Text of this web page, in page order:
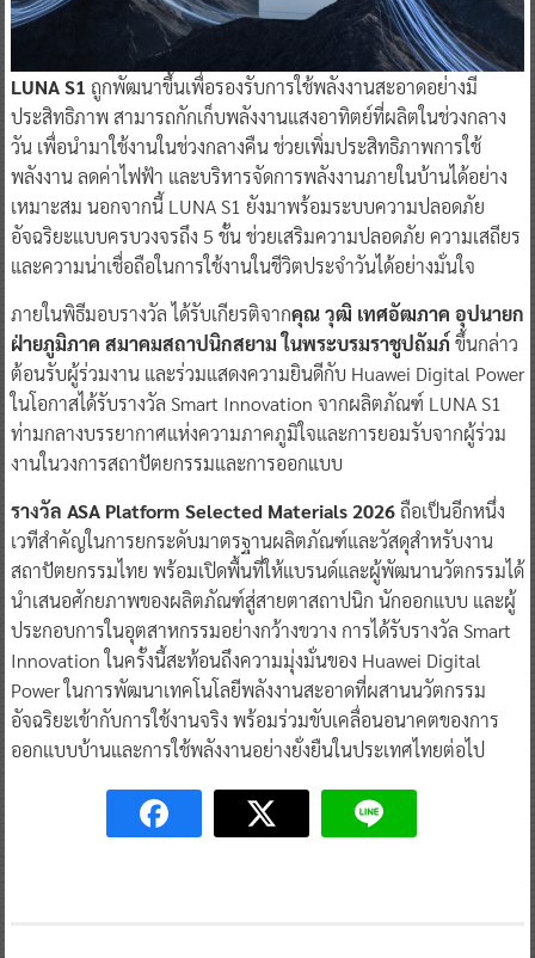
LUNA S1 ถูกพัฒนาขึ้นเพื่อรองรับการใช้พลังงานสะอาดอย่างมี
ประสิทธิภาพ สามารถกักเก็บพลังงานแสงอาทิตย์ที่ผลิตในช่วงกลาง
วัน เพื่อนำมาใช้งานในช่วงกลางคืน ช่วยเพิ่มประสิทธิภาพการใช้
พลังงาน ลดค่าไฟฟ้า และบริหารจัดการพลังงานภายในบ้านได้อย่าง
เหมาะสม นอกจากนี้ LUNA S1 ยังมาพร้อมระบบความปลอดภัย
อัจฉริยะแบบครบวงจรถึง 5 ชั้น ช่วยเสริมความปลอดภัย ความเสถียร
และความน่าเชื่อถือในการใช้งานในชีวิตประจำวันได้อย่างมั่นใจ
ภายในพิธีมอบรางวัล ได้รับเกียรติจากคุณ วุฒิ เทศอัฒภาค อุปนายก
ฝ่ายภูมิภาค สมาคมสถาปนิกสยาม ในพระบรมราชูปถัมภ์ ขึ้นกล่าว
ต้อนรับผู้ร่วมงาน และร่วมแสดงความยินดีกับ Huawei Digital Power
ในโอกาสได้รับรางวัล Smart Innovation จากผลิตภัณฑ์ LUNA S1
ท่ามกลางบรรยากาศแห่งความภาคภูมิใจและการยอมรับจากผู้ร่วม
งานในวงการสถาปัตยกรรมและการออกแบบ
รางวัล ASA Platform Selected Materials 2026ถือเป็นอีกหนึ่ง
เวทีสำคัญในการยกระดับมาตรฐานผลิตภัณฑ์และวัสดุสำหรับงาน
สถาปัตยกรรมไทย พร้อมเปิดพื้นที่ให้แบรนด์และผู้พัฒนานวัตกรรมได้
นำเสนอศักยภาพของผลิตภัณฑ์สู่สายตาสถาปนิก นักออกแบบ และผู้
ประกอบการในอุตสาหกรรมอย่างกว้างขวาง การได้รับรางวัล Smart
Innovation ในครั้งนี้สะท้อนถึงความมุ่งมั่นของ Huawei Digital
Power ในการพัฒนาเทคโนโลยีพลังงานสะอาดที่ผสานนวัตกรรม
อัจฉริยะเข้ากับการใช้งานจริง พร้อมร่วมขับเคลื่อนอนาคตของการ
ออกแบบบ้านและการใช้พลังงานอย่างยั่งยืนในประเทศไทยต่อไป